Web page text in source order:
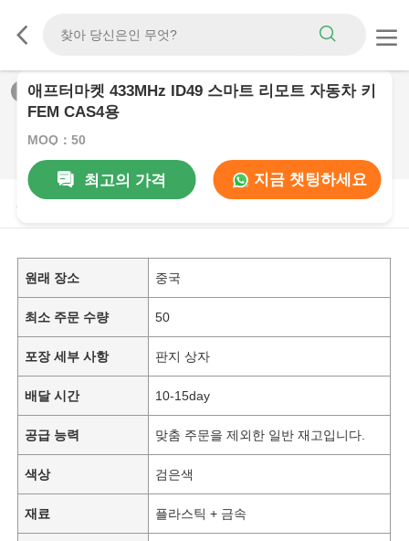
/0
애프터마켓 433MHz ID49 스마트 리모트 자동차 키
FEM CAS4용
MOQ：50
최고의 가격
지금 챗팅하세요
제품 설명
원래 장소 중국
최소 주문 수량 50
포장 세부 사항 판지 상자
배달 시간 10-15day
공급 능력 맞춤 주문을 제외한 일반 재고입니다.
색상 검은색
재료 플라스틱 + 금속